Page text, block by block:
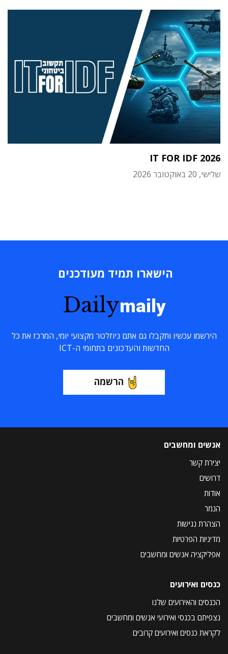
IT FOR IDF 2026
שלישי, 20 באוקטובר 2026
הישארו תמיד מעודכנים
Dailymaily
הירשמו עכשיו ותקבלו גם אתם ניוזלטר מקצועי יומי, המרכז את כל
החדשות והעדכונים בתחומי ה-ICT
הרשמה
אנשים ומחשבים
יצירת קשר
דרושים
אודות
הנמר
הצהרת נגישות
מדיניות הפרטיות
אפליקציה אנשים ומחשבים
כנסים ואירועים
הכנסים והאירועים שלנו
נצפיתם בכנסי ואירועי אנשים ומחשבים
לקראת כנסים ואירועים קרובים